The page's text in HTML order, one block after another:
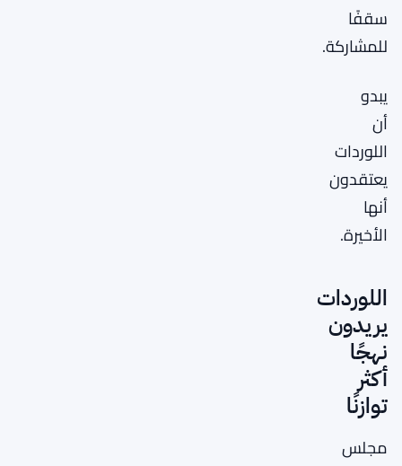
سقفًا
للمشاركة.
يبدو
أن
اللوردات
يعتقدون
أنها
الأخيرة.
اللوردات
يريدون
نهجًا
أكثر
توازنًا
مجلس